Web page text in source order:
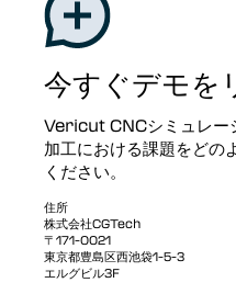
今すぐデモを
Vericut CNCシミュレー
加工における課題をどの
ください。
住所
株式会社CGTech
〒171-0021
東京都豊島区西池袋1-5-3
エルグビル3F